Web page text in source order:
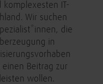
IT-
Wir suchen
die
in
Beitrag zur
wollen.